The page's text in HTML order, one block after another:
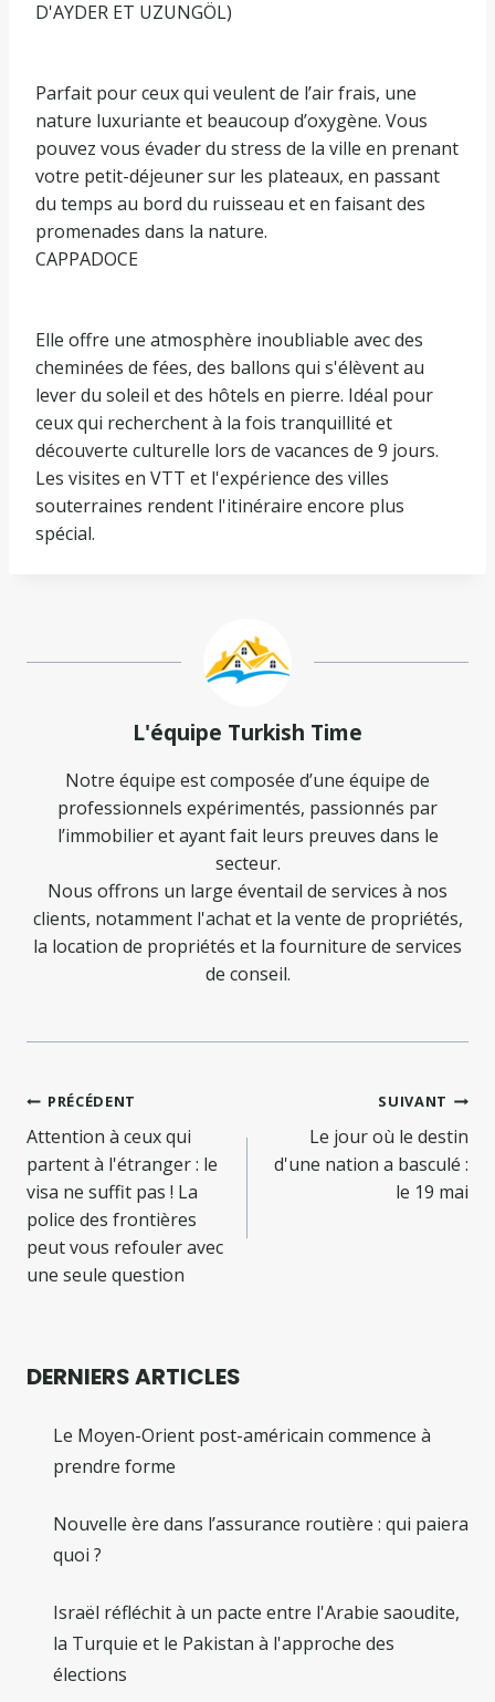
D'AYDER ET UZUNGÖL)
Parfait pour ceux qui veulent de l’air frais, une
nature luxuriante et beaucoup d’oxygène. Vous
pouvez vous évader du stress de la ville en prenant
votre petit-déjeuner sur les plateaux, en passant
du temps au bord du ruisseau et en faisant des
promenades dans la nature.
CAPPADOCE
Elle offre une atmosphère inoubliable avec des
cheminées de fées, des ballons qui s'élèvent au
lever du soleil et des hôtels en pierre. Idéal pour
ceux qui recherchent à la fois tranquillité et
découverte culturelle lors de vacances de 9 jours.
Les visites en VTT et l'expérience des villes
souterraines rendent l'itinéraire encore plus
spécial.
L'équipe Turkish Time
Notre équipe est composée d’une équipe de
professionnels expérimentés, passionnés par
l’immobilier et ayant fait leurs preuves dans le
secteur.
Nous offrons un large éventail de services à nos
clients, notamment l'achat et la vente de propriétés,
la location de propriétés et la fourniture de services
de conseil.
Navigation
de
l’article
PRÉCÉDENT
Attention à ceux qui
partent à l'étranger : le
visa ne suffit pas ! La
police des frontières
peut vous refouler avec
une seule question
SUIVANT
Le jour où le destin
d'une nation a basculé :
le 19 mai
DERNIERS ARTICLES
Le Moyen-Orient post-américain commence à
prendre forme
Nouvelle ère dans l’assurance routière : qui paiera
quoi ?
Israël réfléchit à un pacte entre l'Arabie saoudite,
la Turquie et le Pakistan à l'approche des
élections